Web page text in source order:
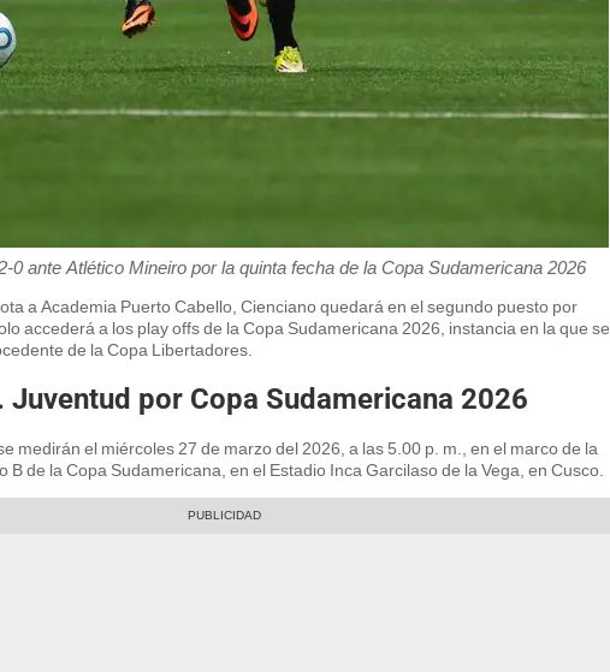
0 ante Atlético Mineiro por la quinta fecha de la Copa Sudamericana 2026
a Academia Puerto Cabello, Cienciano quedará en el segundo puesto por
accederá a los play offs de la Copa Sudamericana 2026, instancia en la que se
de la Copa Libertadores.
Juventud por Copa Sudamericana 2026
medirán el miércoles 27 de marzo del 2026, a las 5.00 p. m., en el marco de la
B de la Copa Sudamericana, en el Estadio Inca Garcilaso de la Vega, en Cusco.